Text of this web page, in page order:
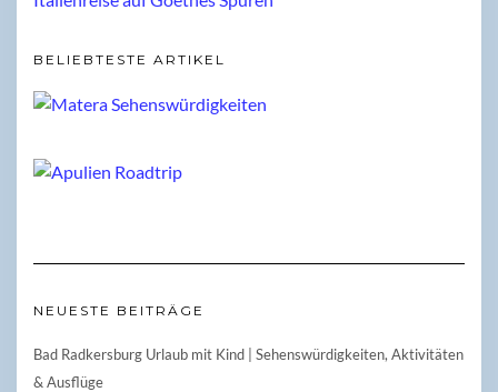
BELIEBTESTE ARTIKEL
NEUESTE BEITRÄGE
Bad Radkersburg Urlaub mit Kind | Sehenswürdigkeiten, Aktivitäten
& Ausflüge